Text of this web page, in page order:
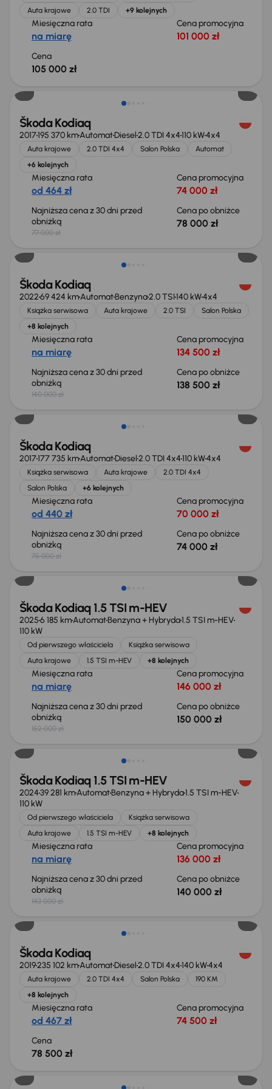
Auta krajowe
2.0 TDI +9 kolejnych
Miesięczna rata
na miarę
Cena promocyjna
101 000 zł
Cena
105 000 zł
Świeżo skupione
Škoda Kodiaq
2017195 370 kmAutomatDiesel2.0 TDI 4x4110 kW4x4
Auta krajowe 2.0 TDI 4x4 Salon Polska
Automat
+6 kolejnych
Miesięczna rata
od 464 zł
Cena promocyjna
74 000 zł
Najniższa cena z 30 dni przed
obniżką
77 000 zł
Cena po obniżce
78 000 zł
Taniej o 1 500 zł
Škoda Kodiaq
202269 424 kmAutomatBenzyna2.0 TSI140 kW4x4
Książka serwisowa Auta krajowe 2.0 TSI
Salon Polska
+8 kolejnych
Miesięczna rata
na miarę
Cena promocyjna
134 500 zł
Najniższa cena z 30 dni przed
obniżką
140 000 zł
Cena po obniżce
138 500 zł
Taniej o 1 000 zł
Škoda Kodiaq
2017177 735 kmAutomatDiesel2.0 TDI 4x4110 kW4x4
Książka serwisowa Auta krajowe
2.0 TDI 4x4
Salon Polska
+6 kolejnych
Miesięczna rata
od 440 zł
Cena promocyjna
70 000 zł
Najniższa cena z 30 dni przed
obniżką
75 000 zł
Cena po obniżce
74 000 zł
Taniej o 2 000 zł
Škoda Kodiaq 1.5 TSI m-HEV
20256 185 kmAutomatBenzyna + Hybryda1.5 TSI m-HEV
110 kW
Od pierwszego właściciela
Książka serwisowa
Auta krajowe
1.5 TSI m-HEV +8 kolejnych
Miesięczna rata
na miarę
Cena promocyjna
146 000 zł
Najniższa cena z 30 dni przed
obniżką
152 000 zł
Cena po obniżce
150 000 zł
Taniej o 3 000 zł
Škoda Kodiaq 1.5 TSI m-HEV
202439 281 kmAutomatBenzyna + Hybryda1.5 TSI m-HEV
110 kW
Od pierwszego właściciela
Książka serwisowa
Auta krajowe
1.5 TSI m-HEV +8 kolejnych
Miesięczna rata
na miarę
Cena promocyjna
136 000 zł
Najniższa cena z 30 dni przed
obniżką
143 000 zł
Cena po obniżce
140 000 zł
Możliwość odliczenia VAT
Škoda Kodiaq
2019235 102 kmAutomatDiesel2.0 TDI 4x4140 kW4x4
Auta krajowe 2.0 TDI 4x4 Salon Polska
190 KM
+8 kolejnych
Miesięczna rata
od 467 zł
Cena promocyjna
74 500 zł
Cena
78 500 zł